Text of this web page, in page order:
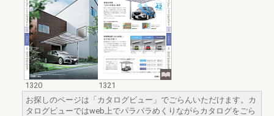
1320
1321
お探しのページは「カタログビュー」でごらんいただけます。カ
タログビューではweb上でパラパラめくりながらカタログをごら